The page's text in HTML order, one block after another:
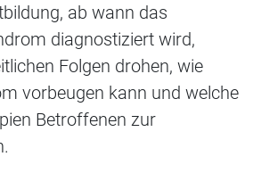
ab wann das
diagnostiziert wird,
Folgen drohen, wie
vorbeugen kann und welche
Betroffenen zur